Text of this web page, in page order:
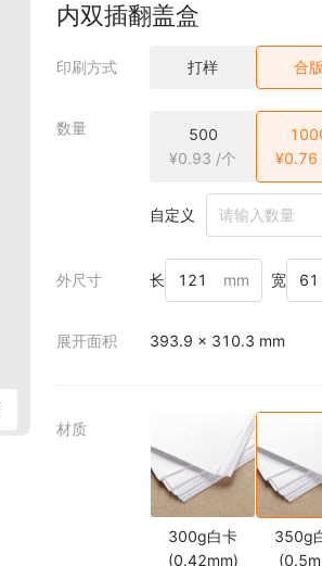
内双插翻盖盒
印刷方式 打样 合版
数量
500
¥0.93 /个
¥0.76
自定义
外尺寸 长 mm 宽
展开面积 393.9 × 310.3 mm
材质
300g白卡
(0.42mm)
350g